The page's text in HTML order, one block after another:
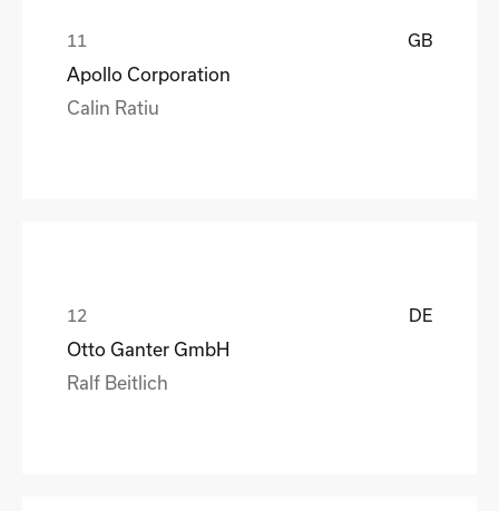
GB
Apollo Corporation
Calin Ratiu
DE
Otto Ganter GmbH
Ralf Beitlich